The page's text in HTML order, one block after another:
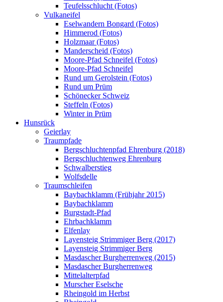
Teufelsschlucht (Fotos)
Vulkaneifel
Eselwandern Bongard (Fotos)
Himmerod (Fotos)
Holzmaar (Fotos)
Manderscheid (Fotos)
Moore-Pfad Schneifel (Fotos)
Moore-Pfad Schneifel
Rund um Gerolstein (Fotos)
Rund um Prüm
Schönecker Schweiz
Steffeln (Fotos)
Winter in Prüm
Hunsrück
Geierlay
Traumpfade
Bergschluchtenpfad Ehrenburg (2018)
Bergschluchtenweg Ehrenburg
Schwalberstieg
Wolfsdelle
Traumschleifen
Baybachklamm (Frühjahr 2015)
Baybachklamm
Burgstadt-Pfad
Ehrbachklamm
Elfenlay
Layensteig Strimmiger Berg (2017)
Layensteig Strimmiger Berg
Masdascher Burgherrenweg (2015)
Masdascher Burgherrenweg
Mittelalterpfad
Murscher Eselsche
Rheingold im Herbst